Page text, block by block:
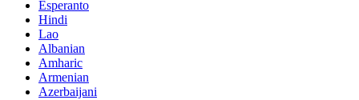
Esperanto
Hindi
Lao
Albanian
Amharic
Armenian
Azerbaijani